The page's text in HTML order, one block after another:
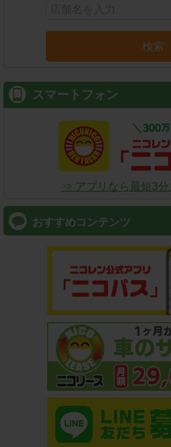
検索
スマートフォン
⇒ アプリなら最短3分
おすすめコンテンツ